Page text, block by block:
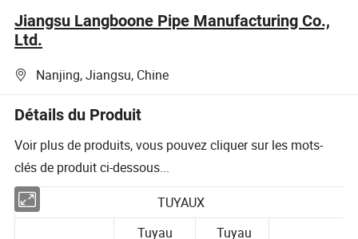
Jiangsu Langboone Pipe Manufacturing Co.,
Ltd.
Nanjing, Jiangsu, Chine
Détails du Produit
Voir plus de produits, vous pouvez cliquer sur les mots-
clés de produit ci-dessous...
TUYAUX